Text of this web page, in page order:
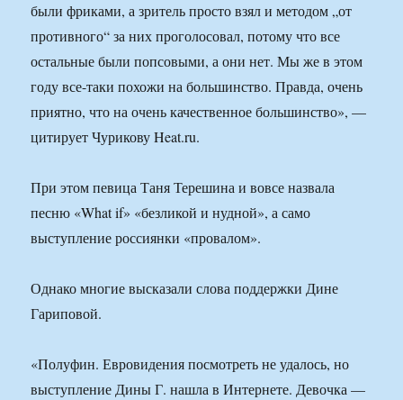
были фриками, а зритель просто взял и методом „от
противного“ за них проголосовал, потому что все
остальные были попсовыми, а они нет. Мы же в этом
году все-таки похожи на большинство. Правда, очень
приятно, что на очень качественное большинство», —
цитирует Чурикову Heat.ru.
При этом певица Таня Терешина и вовсе назвала
песню «What if» «безликой и нудной», а само
выступление россиянки «провалом».
Однако многие высказали слова поддержки Дине
Гариповой.
«Полуфин. Евровидения посмотреть не удалось, но
выступление Дины Г. нашла в Интернете. Девочка —